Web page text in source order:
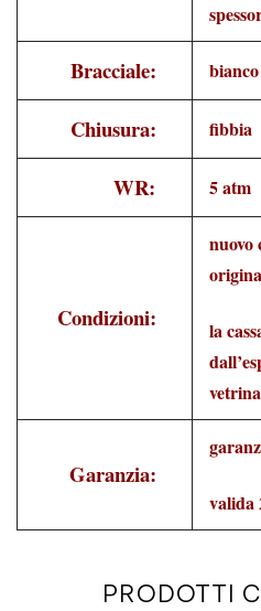
Bracciale:
Chiusura: fibbia
WR: 5 atm
Condizioni:
nuovo
la
vetrina
Garanzia:
valida
PRODOTTI